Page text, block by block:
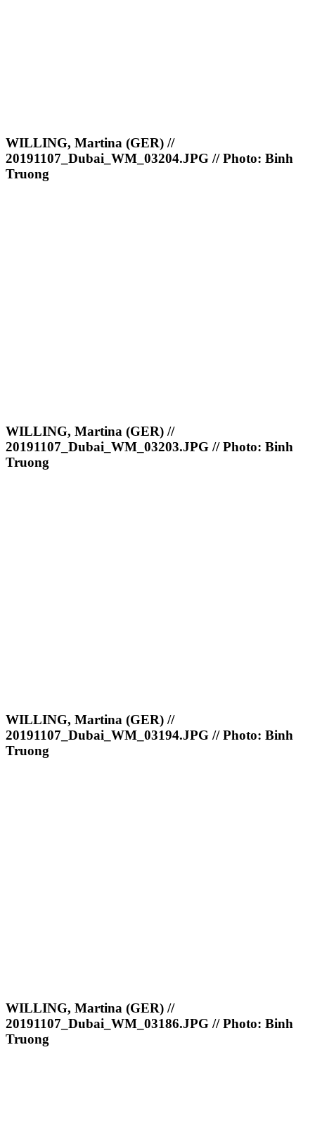
WILLING, Martina (GER) //
20191107_Dubai_WM_03204.JPG // Photo: Binh
Truong
WILLING, Martina (GER) //
20191107_Dubai_WM_03203.JPG // Photo: Binh
Truong
WILLING, Martina (GER) //
20191107_Dubai_WM_03194.JPG // Photo: Binh
Truong
WILLING, Martina (GER) //
20191107_Dubai_WM_03186.JPG // Photo: Binh
Truong